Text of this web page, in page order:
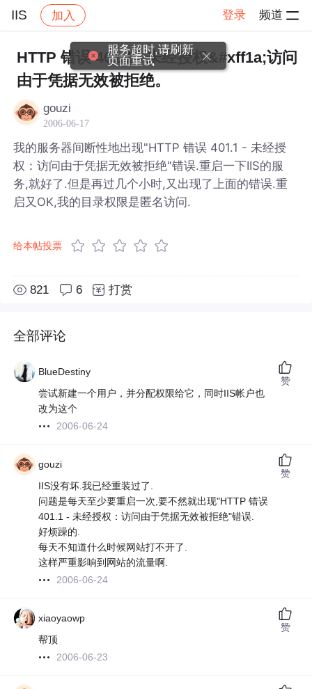
IIS 加入 登录 频道
社区 IIS 帖子详情
HTTP 错误 401.1 - 未经授权&#xff1a;访问
由于凭据无效被拒绝。
gouzi
2006-06-17
我的服务器间断性地出现"HTTP 错误 401.1 - 未经授
权：访问由于凭据无效被拒绝"错误.重启一下IIS的服
务,就好了.但是再过几个小时,又出现了上面的错误.重
启又OK,我的目录权限是匿名访问.
给本帖投票
821 6 打赏
全部评论
BlueDestiny
尝试新建一个用户，并分配权限给它，同时IIS帐户也
改为这个
2006-06-24
赞
gouzi
IIS没有坏.我已经重装过了.
问题是每天至少要重启一次,要不然就出现"HTTP 错误
401.1 - 未经授权：访问由于凭据无效被拒绝"错误.
好烦躁的.
每天不知道什么时候网站打不开了.
这样严重影响到网站的流量啊.
2006-06-24
赞
xiaoyaowp
帮顶
2006-06-23
赞
服务超时,请刷新
页面重试